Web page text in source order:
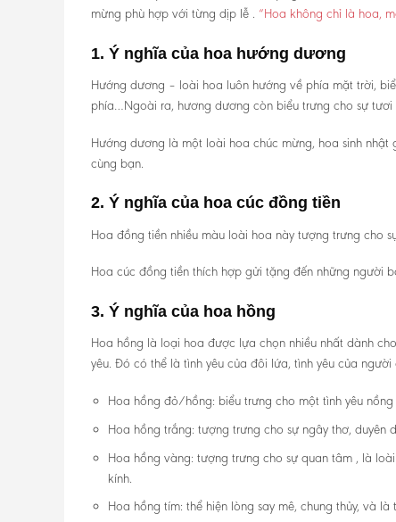
mừng phù hợp với từng dịp lễ . “Hoa không chỉ là hoa,
1. Ý nghĩa của hoa hướng dương
Hướng dương – loài hoa luôn hướng về phía mặt trời,
phía…Ngoài ra, hương dương còn biểu trưng cho sự tươi
Hướng dương là một loài hoa chúc mừng, hoa sinh
cùng bạn.
2. Ý nghĩa của hoa cúc đồng tiền
Hoa đồng tiền nhiều màu loài hoa này tượng trưng cho
Hoa cúc đồng tiền thích hợp gửi tặng đến những người
3. Ý nghĩa của hoa hồng
Hoa hồng là loại hoa được lựa chọn nhiều nhất dành
yêu. Đó có thể là tình yêu của đôi lứa, tình yêu của
Hoa hồng đỏ/hồng: biểu trưng cho một tình yêu
Hoa hồng trắng: tượng trưng cho sự ngây thơ, duyên
Hoa hồng vàng: tượng trưng cho sự quan tâm , là
kính.
Hoa hồng tím: thể hiện lòng say mê, chung thủy, và